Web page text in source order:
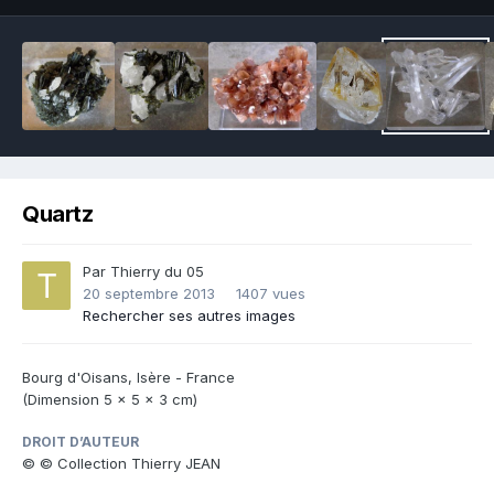
Quartz
Par Thierry du 05
20 septembre 2013
1407 vues
Rechercher ses autres images
Bourg d'Oisans, Isère - France
(Dimension 5 x 5 x 3 cm)
DROIT D’AUTEUR
© © Collection Thierry JEAN